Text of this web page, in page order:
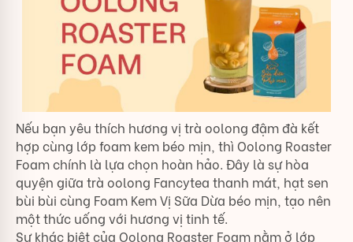
Nếu bạn yêu thích hương vị trà oolong đậm đà kết
hợp cùng lớp foam kem béo mịn, thì Oolong Roaster
Foam chính là lựa chọn hoàn hảo. Đây là sự hòa
quyện giữa trà oolong Fancytea thanh mát, hạt sen
bùi bùi cùng Foam Kem Vị Sữa Dừa béo mịn, tạo nên
một thức uống với hương vị tinh tế.
Sự khác biệt của Oolong Roaster Foam nằm ở lớp